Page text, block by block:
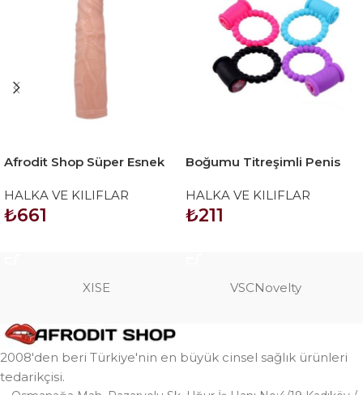
Afrodit Shop Süper Esnek
Penis Kılıfı No6
HALKA VE KILIFLAR
₺661
Boğumu Titreşimli Penis
HALKA VE KILIFLAR
₺211
XISE VSCNovelty
2008'den beri Türkiye'nin en büyük cinsel sağlık ürünleri
tedarikçisi.